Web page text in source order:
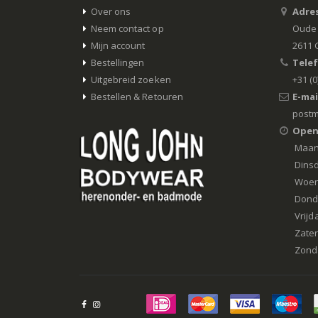
Over ons
Neem contact op
Mijn account
Bestellingen
Uitgebreid zoeken
Bestellen & Retouren
2611
+31
E-